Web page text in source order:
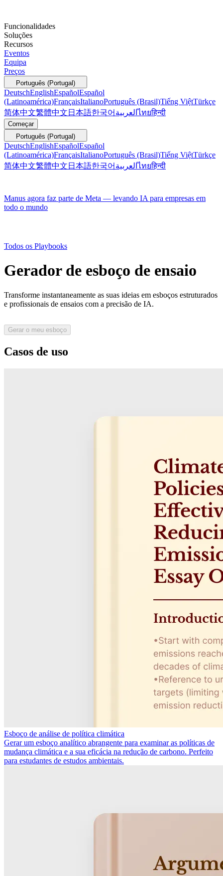
Funcionalidades
Soluções
Recursos
Eventos
Equipa
Preços
Português (Portugal)
DeutschEnglishEspañolEspañol
(Latinoamérica)FrançaisItalianoPortuguês (Brasil)Tiếng ViệtTürkçe
简体中文繁體中文 日本語한국어 العربيةไทยहिन्दी
Começar
Português (Portugal)
DeutschEnglishEspañolEspañol
(Latinoamérica)FrançaisItalianoPortuguês (Brasil)Tiếng ViệtTürkçe
简体中文繁體中文 日本語한국어 العربيةไทยहिन्दी
Manus agora faz parte de Meta — levando IA para empresas em
todo o mundo
Todos os Playbooks
Gerador de esboço de ensaio
Transforme instantaneamente as suas ideias em esboços estruturados
e profissionais de ensaios com a precisão de IA.
Gerar o meu esboço
Casos de uso
Esboço de análise de política climática
Gerar um esboço analítico abrangente para examinar as políticas de
mudança climática e a sua eficácia na redução de carbono. Perfeito
para estudantes de estudos ambientais.